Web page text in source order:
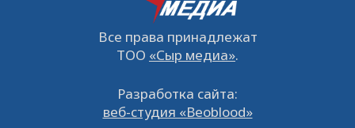
Все права принадлежат
ТОО «Сыр медиа».
Разработка сайта:
веб-студия «Beoblood»